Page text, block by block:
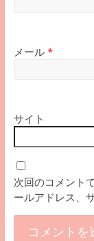
メール *
サイト
次回のコメント
ールアドレス、